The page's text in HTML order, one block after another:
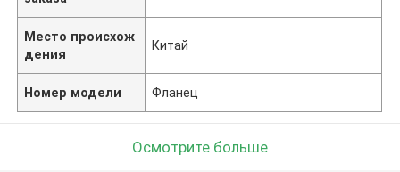
Место происхож
дения
Китай
Номер модели Фланец
Осмотрите больше